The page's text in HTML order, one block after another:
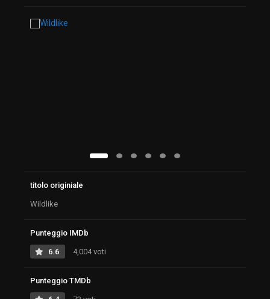
titolo originiale
Wildlike
Punteggio IMDb
6.6 4,004 voti
Punteggio TMDb